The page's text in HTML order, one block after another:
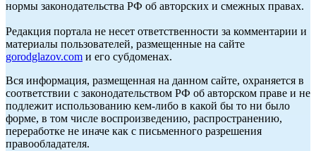
нормы законодательства РФ об авторских и смежных правах.
Редакция портала не несет ответственности за комментарии и
материалы пользователей, размещенные на сайте
gorodglazov.com и его субдоменах.
Вся информация, размещенная на данном сайте, охраняется в
соответствии с законодательством РФ об авторском праве и не
подлежит использованию кем-либо в какой бы то ни было
форме, в том числе воспроизведению, распространению,
переработке не иначе как с письменного разрешения
правообладателя.